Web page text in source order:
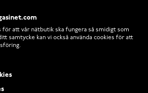
för att vår nätbutik ska fungera så smidigt som
samtycke kan vi också använda cookies för att